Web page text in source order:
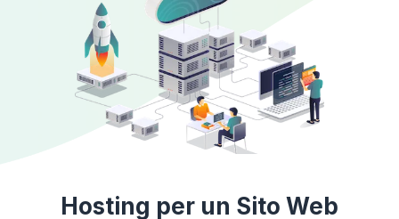
Hosting per un Sito Web